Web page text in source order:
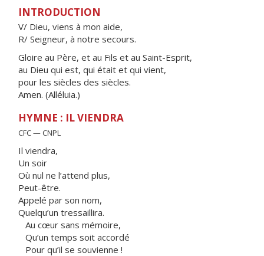
INTRODUCTION
V/ Dieu, viens à mon aide,
R/ Seigneur, à notre secours.
Gloire au Père, et au Fils et au Saint-Esprit,
au Dieu qui est, qui était et qui vient,
pour les siècles des siècles.
Amen. (Alléluia.)
HYMNE : IL VIENDRA
CFC — CNPL
Il viendra,
Un soir
Où nul ne l’attend plus,
Peut-être.
Appelé par son nom,
Quelqu’un tressaillira.
Au cœur sans mémoire,
Qu’un temps soit accordé
Pour qu’il se souvienne !